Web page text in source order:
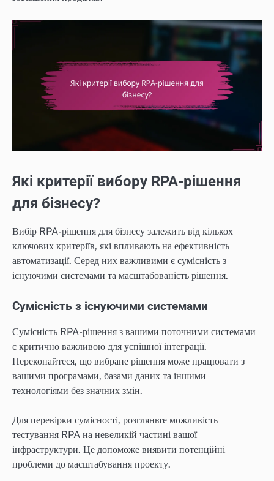
Які критерії вибору RPA-рішення
для бізнесу?
Вибір RPA-рішення для бізнесу залежить від кількох
ключових критеріїв, які впливають на ефективність
автоматизації. Серед них важливими є сумісність з
існуючими системами та масштабованість рішення.
Сумісність з існуючими системами
Сумісність RPA-рішення з вашими поточними системами
є критично важливою для успішної інтеграції.
Переконайтеся, що вибране рішення може працювати з
вашими програмами, базами даних та іншими
технологіями без значних змін.
Для перевірки сумісності, розгляньте можливість
тестування RPA на невеликій частині вашої
інфраструктури. Це допоможе виявити потенційні
проблеми до масштабування проекту.